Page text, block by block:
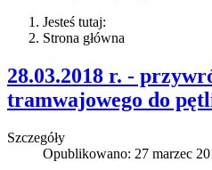
Jesteś tutaj:
Strona główna
28.03.2018 r. -
tramwajowego do
Szczegóły
Opublikowano: 27 marzec